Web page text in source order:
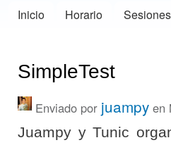
Inicio Horario Sesiones
SimpleTest
Enviado por juampy en
Juampy y Tunic